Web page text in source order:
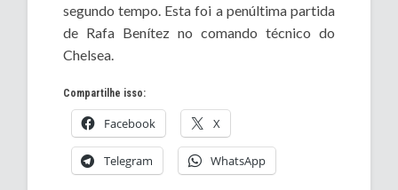
segundo tempo. Esta foi a penúltima partida
de Rafa Benítez no comando técnico do
Chelsea.
Compartilhe isso:
Facebook X
Telegram WhatsApp